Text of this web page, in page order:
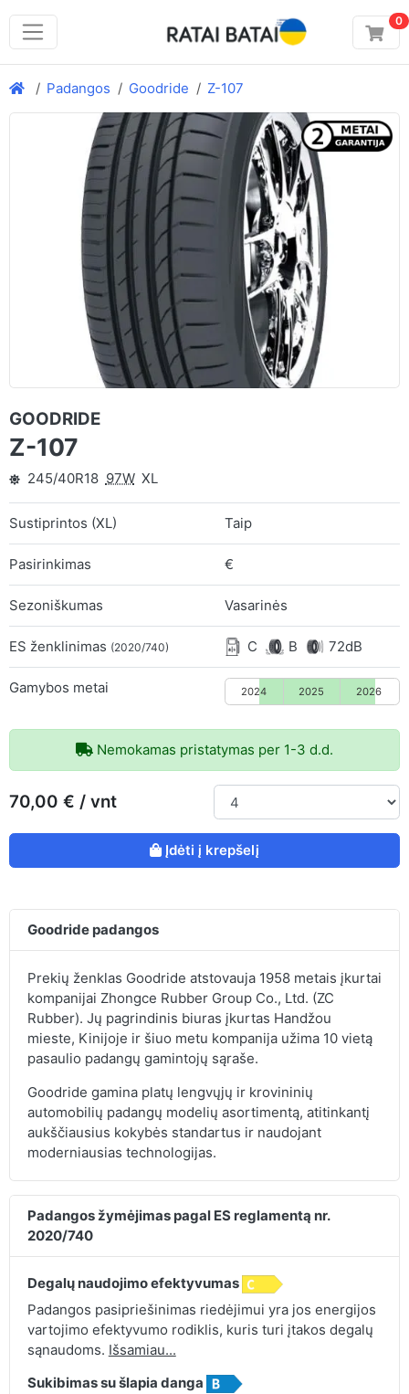
0
Padangos Goodride Z-107
GOODRIDE
Z-107
245/40R18 97W XL
Sustiprintos (XL) Taip
Pasirinkimas €
Sezoniškumas Vasarinės
ES ženklinimas (2020/740) C B 72dB
Gamybos metai 2024 2025 2026
Nemokamas pristatymas per 1-3 d.d.
70,00 € / vnt
Įdėti į krepšelį
Goodride padangos
Prekių ženklas Goodride atstovauja 1958 metais įkurtai
kompanijai Zhongce Rubber Group Co., Ltd. (ZC
Rubber). Jų pagrindinis biuras įkurtas Handžou
mieste, Kinijoje ir šiuo metu kompanija užima 10 vietą
pasaulio padangų gamintojų sąraše.
Goodride gamina platų lengvųjų ir krovininių
automobilių padangų modelių asortimentą, atitinkantį
aukščiausius kokybės standartus ir naudojant
moderniausias technologijas.
Padangos žymėjimas pagal ES reglamentą nr.
2020/740
Degalų naudojimo efektyvumas
Padangos pasipriešinimas riedėjimui yra jos energijos
vartojimo efektyvumo rodiklis, kuris turi įtakos degalų
sąnaudoms. Išsamiau...
Sukibimas su šlapia danga